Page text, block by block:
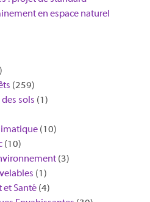
en espace naturel
(259)
sols (1)
(10)
(10)
(3)
(1)
et Santé (4)